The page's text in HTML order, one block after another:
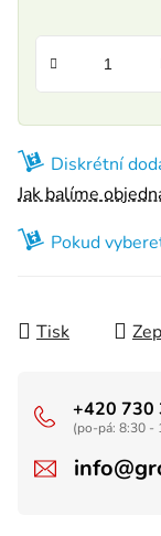
Diskrétní
Jak balíme
Pokud
Tisk
+420 730
(po-pá: 8:30 -